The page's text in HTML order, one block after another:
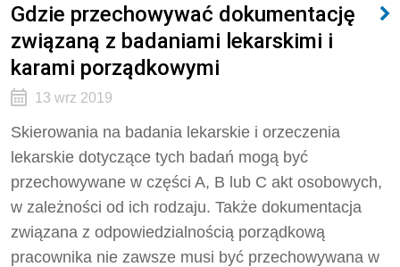
Gdzie przechowywać dokumentację
związaną z badaniami lekarskimi i
karami porządkowymi
13 wrz 2019
Skierowania na badania lekarskie i orzeczenia
lekarskie dotyczące tych badań mogą być
przechowywane w części A, B lub C akt osobowych,
w zależności od ich rodzaju. Także dokumentacja
związana z odpowiedzialnością porządkową
pracownika nie zawsze musi być przechowywana w